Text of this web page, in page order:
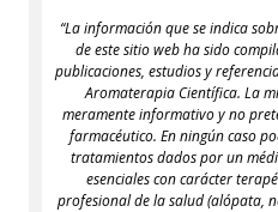
“La información que se indica
de este sitio web ha sido
publicaciones, estudios y
Aromaterapia Científica. La
meramente informativo y no
farmacéutico. En ningún caso
tratamientos dados por un
esenciales con carácter
profesional de la salud (alópata,